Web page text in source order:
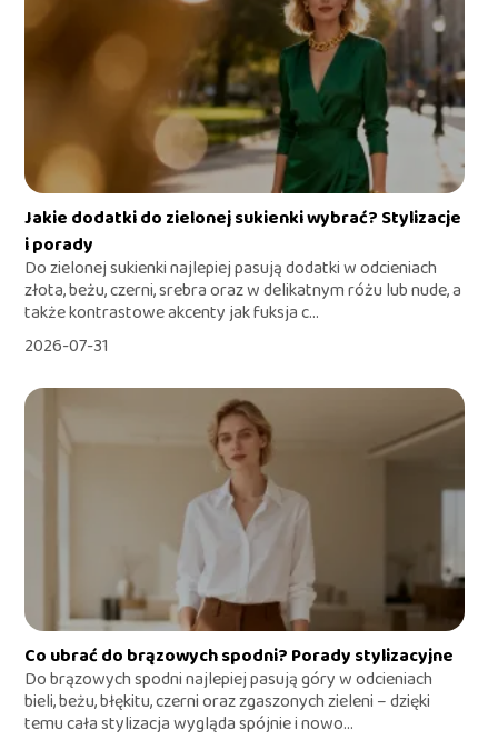
Jakie dodatki do zielonej sukienki wybrać? Stylizacje
i porady
Do zielonej sukienki najlepiej pasują dodatki w odcieniach
złota, beżu, czerni, srebra oraz w delikatnym różu lub nude, a
także kontrastowe akcenty jak fuksja c...
2026-07-31
Co ubrać do brązowych spodni? Porady stylizacyjne
Do brązowych spodni najlepiej pasują góry w odcieniach
bieli, beżu, błękitu, czerni oraz zgaszonych zieleni – dzięki
temu cała stylizacja wygląda spójnie i nowo...